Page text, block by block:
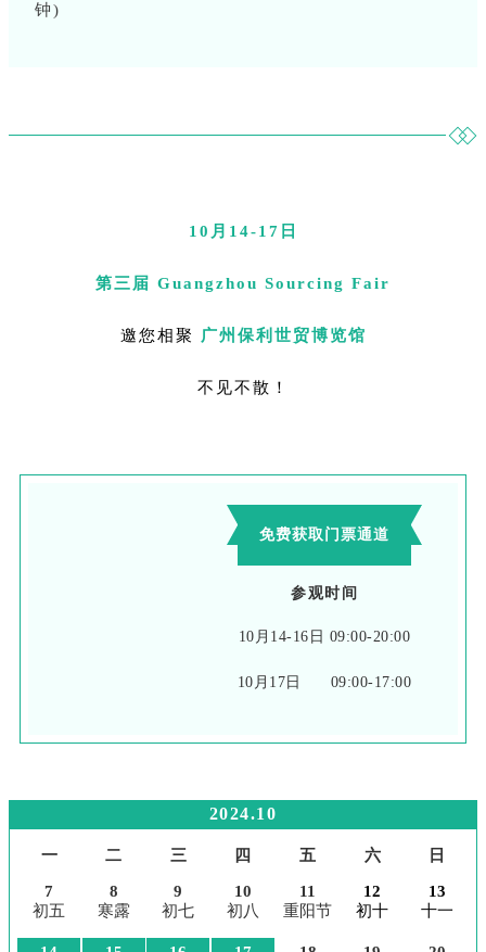
钟)
10 月 14-17 日
第三届 Guangzhou Sourcing Fair
邀您相聚 广州保利世贸博览馆
不见不散！
免费获取门票通道
参观时间
10月14-16日 09:00-20:00
10月17日 09:00-17:00
2024.10
一 二 三 四 五 六 日
7
初五
8
寒露
9
初七
10
初八
11
重阳节
12
初十
13
十一